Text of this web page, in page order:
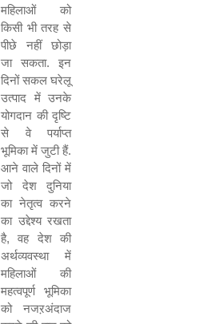
महिलाओं को
किसी भी तरह से
पीछे नहीं छोड़ा
जा सकता. इन
दिनों सकल घरेलू
उत्पाद में उनके
योगदान की दृष्टि
से वे पर्याप्त
भूमिका में जुटी हैं.
आने वाले दिनों में
जो देश दुनिया
का नेतृत्व करने
का उद्देश्य रखता
है,वह देश की
अर्थव्यवस्था में
महिलाओं की
महत्वपूर्ण भूमिका
को नजऱअंदाज